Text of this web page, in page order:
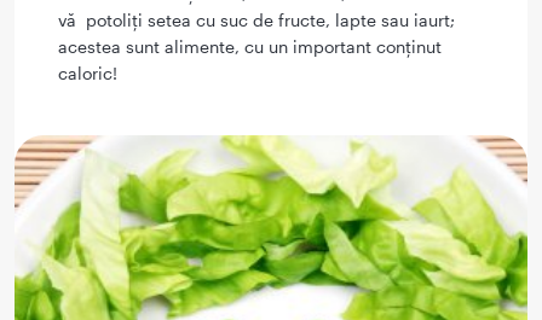
vă potoliți setea cu suc de fructe, lapte sau iaurt;
acestea sunt alimente, cu un important conținut
caloric!